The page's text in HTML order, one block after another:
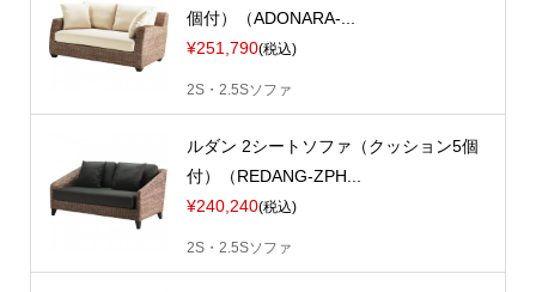
個付）（ADONARA-...
¥251,790(税込)
2S・2.5Sソファ
ルダン 2シートソファ（クッション5個
付）（REDANG-ZPH...
¥240,240(税込)
2S・2.5Sソファ